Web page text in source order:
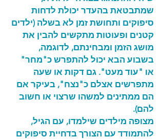
שמתבטאת בהעדר יכולת לדחות
סיפוקים ותחושת זמן לא בשלה (ילדים
קטנים ופעוטות מתקשים להבין את
מושג הזמן ומבחינתם, לדוגמה,
בשבוע הבא יכול להתפרש כ"מחר"
או "עוד מעט". גם דקות או שעה
מתפרשים אצלם כ"נצח", בעיקר אם
הם ממתינים למשהו שרצוי או חשוב
להם).
מצופה מילדים שילמדו, עם הגיל,
להתמודד עם הצורך בדחיית סיפוקים